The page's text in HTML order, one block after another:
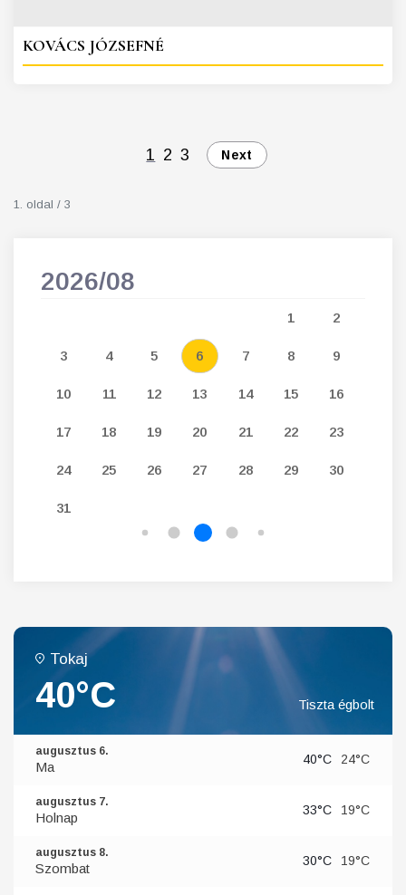
KOVÁCS JÓZSEFNÉ
1 2 3 Next
1. oldal / 3
2026/08
1 2
3 4 5 6 7 8 9
10 11 12 13 14 15 16
17 18 19 20 21 22 23
24 25 26 27 28 29 30
31
Tokaj
40°C Tiszta égbolt
augusztus 6.
Ma 40°C 24°C
augusztus 7.
Holnap 33°C 19°C
augusztus 8.
Szombat 30°C 19°C